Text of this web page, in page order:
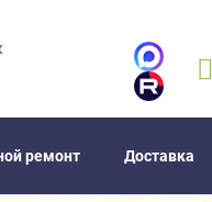
ремонт Доставка